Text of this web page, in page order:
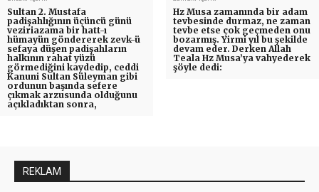
Sultan 2. Mustafa
padişahlığının üçüncü günü
veziriazama bir hatt-ı
hümayün göndererek zevk-ü
sefaya düşen padişahların
halkının rahat yüzü
görmediğini kaydedip, ceddi
Kanuni Sultan Süleyman gibi
ordunun başında sefere
çıkmak arzusunda olduğunu
açıkladıktan sonra,
Hz Musa zamanında bir adam
tevbesinde durmaz, ne zaman
tevbe etse çok geçmeden onu
bozarmış. Yirmi yıl bu şekilde
devam eder. Derken Allah
Teala Hz Musa’ya vahyederek
şöyle dedi:
REKLAM